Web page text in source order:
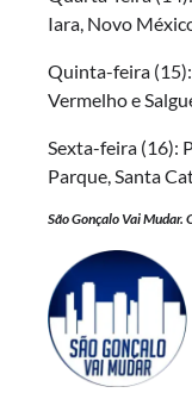
Iara, Novo
Quinta-feira
Vermelho e
Sexta-feira (16):
Parque, Santa
São Gonçalo Vai Mudar.